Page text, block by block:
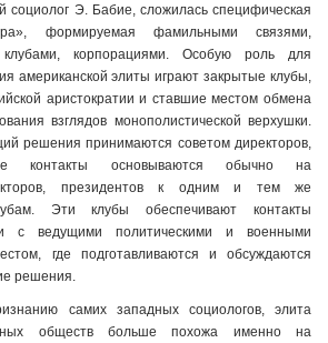
социолог Э. Бабие, сложилась специфическая
формируемая фамильными связями,
корпорациями. Особую роль для
американской элиты играют закрытые клубы,
аристократии и ставшие местом обмена
взглядов монополистической верхушки.
решения принимаются советом директоров,
контакты основываются обычно на
президентов к одним и тем же
Эти клубы обеспечивают контакты
с ведущими политическими и военными
где подготавливаются и обсуждаются
решения.
самих западных социологов, элита
обществ больше похожа именно на